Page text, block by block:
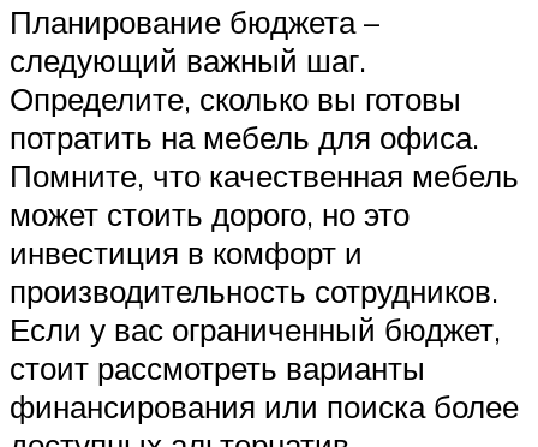
Планирование бюджета –
следующий важный шаг.
Определите, сколько вы готовы
потратить на мебель для офиса.
Помните, что качественная мебель
может стоить дорого, но это
инвестиция в комфорт и
производительность сотрудников.
Если у вас ограниченный бюджет,
стоит рассмотреть варианты
финансирования или поиска более